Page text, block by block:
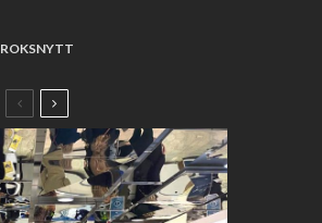
ROKSNYTT